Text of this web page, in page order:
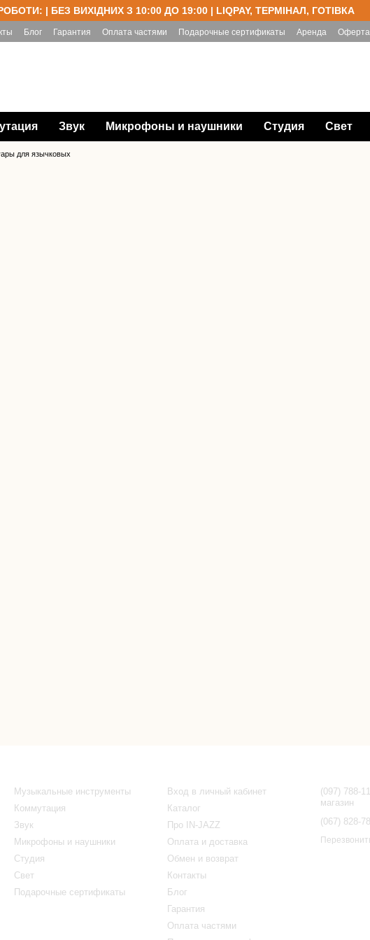
| БЕЗ ВИХІДНИХ З 10:00 ДО 19:00 | LIQPAY, ТЕРМІНАЛ, ГОТІВКА
Блог Гарантия Оплата частями Подарочные сертификаты Аренда
Оферта
Звук Микрофоны и наушники Студия Свет
для язычковых
Музыкальные инструменты
Коммутация
Звук
Микрофоны и наушники
Студия
Свет
Подарочные сертификаты
Вход в личный кабинет
Каталог
Про IN-JAZZ
Оплата и доставка
Обмен и возврат
Контакты
Блог
Гарантия
Оплата частями
(097) 788-
магазин
(067) 828-